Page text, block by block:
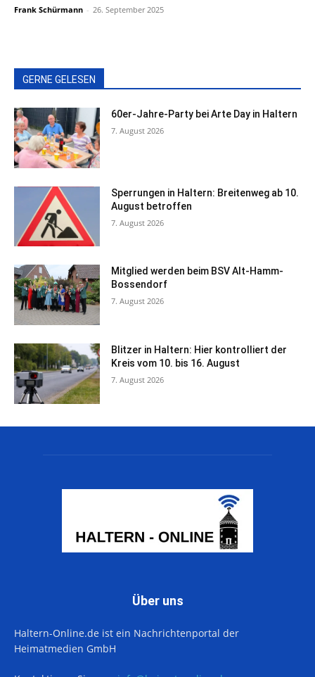
Frank Schürmann - 26. September 2025
GERNE GELESEN
60er-Jahre-Party bei Arte Day in Haltern
7. August 2026
Sperrungen in Haltern: Breitenweg ab 10.
August betroffen
7. August 2026
Mitglied werden beim BSV Alt-Hamm-
Bossendorf
7. August 2026
Blitzer in Haltern: Hier kontrolliert der
Kreis vom 10. bis 16. August
7. August 2026
Über uns
Haltern-Online.de ist ein Nachrichtenportal der
Heimatmedien GmbH